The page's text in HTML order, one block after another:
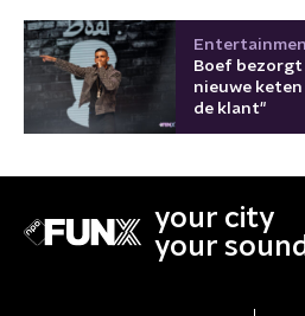
Boef bezorgt
nieuwe
de klant"
your city
your sound